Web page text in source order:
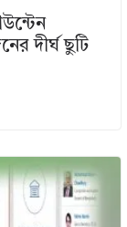
দীর্ঘ ছুটি